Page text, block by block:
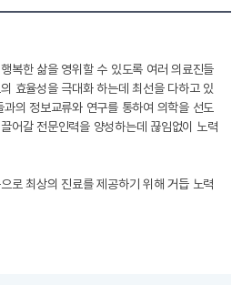
복한 삶을 영위할 수 있도록 여러 의료진들
효율성을 극대화 하는데 최선을 다하고 있
의 정보교류와 연구를 통하여 의학을 선도
어갈 전문인력을 양성하는데 끊임없이 노력
로 최상의 진료를 제공하기 위해 거듭 노력